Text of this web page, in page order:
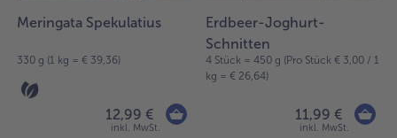
Meringata Spekulatius
330 g (1 kg = € 39,36)
12,99 €
inkl. MwSt.
Erdbeer-Joghurt-
Schnitten
4 Stück = 450 g (Pro Stück € 3,00 / 1
kg = € 26,64)
11,99 €
inkl. MwSt.